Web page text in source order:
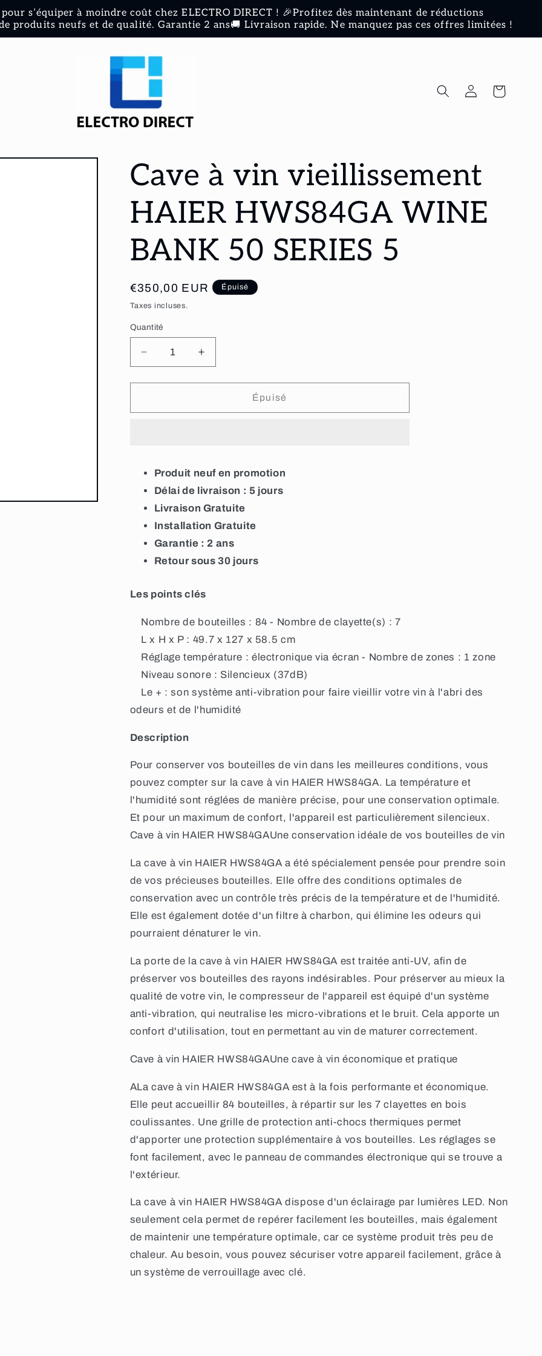
pour s’équiper à moindre coût chez ELECTRO DIRECT ! 🎉Profitez dès maintenant de réductions
produits neufs et de qualité. Garantie 2 ans🚚 Livraison rapide. Ne manquez pas ces offres limitées !
ConnexionPanier
Cave à vin vieillissement
HAIER HWS84GA WINE
BANK 50 SERIES 5
Prix
habituel
€350,00 EUR Épuisé
Taxes incluses.
Quantité
Réduire
la
quantité
Cave
HWS84GA
WINE
BANK
SERIES
5
Augmenter
la
quantité
Cave
HWS84GA
WINE
BANK
SERIES
5
Épuisé
Produit neuf en promotion
Délai de livraison : 5 jours
Livraison Gratuite
Installation Gratuite
Garantie : 2 ans
Retour sous 30 jours
Les points clés
Nombre de bouteilles : 84 - Nombre de clayette(s) : 7
L x H x P : 49.7 x 127 x 58.5 cm
Réglage température : électronique via écran - Nombre de zones : 1 zone
Niveau sonore : Silencieux (37dB)
Le + : son système anti-vibration pour faire vieillir votre vin à l'abri des
odeurs et de l'humidité
Description
Pour conserver vos bouteilles de vin dans les meilleures conditions, vous
pouvez compter sur la cave à vin HAIER HWS84GA. La température et
l'humidité sont réglées de manière précise, pour une conservation optimale.
Et pour un maximum de confort, l'appareil est particulièrement silencieux.
Cave à vin HAIER HWS84GAUne conservation idéale de vos bouteilles de vin
La cave à vin HAIER HWS84GA a été spécialement pensée pour prendre soin
de vos précieuses bouteilles. Elle offre des conditions optimales de
conservation avec un contrôle très précis de la température et de l'humidité.
Elle est également dotée d'un filtre à charbon, qui élimine les odeurs qui
pourraient dénaturer le vin.
La porte de la cave à vin HAIER HWS84GA est traitée anti-UV, afin de
préserver vos bouteilles des rayons indésirables. Pour préserver au mieux la
qualité de votre vin, le compresseur de l'appareil est équipé d'un système
anti-vibration, qui neutralise les micro-vibrations et le bruit. Cela apporte un
confort d'utilisation, tout en permettant au vin de maturer correctement.
Cave à vin HAIER HWS84GAUne cave à vin économique et pratique
ALa cave à vin HAIER HWS84GA est à la fois performante et économique.
Elle peut accueillir 84 bouteilles, à répartir sur les 7 clayettes en bois
coulissantes. Une grille de protection anti-chocs thermiques permet
d'apporter une protection supplémentaire à vos bouteilles. Les réglages se
font facilement, avec le panneau de commandes électronique qui se trouve a
l'extérieur.
La cave à vin HAIER HWS84GA dispose d'un éclairage par lumières LED. Non
seulement cela permet de repérer facilement les bouteilles, mais également
de maintenir une température optimale, car ce système produit très peu de
chaleur. Au besoin, vous pouvez sécuriser votre appareil facilement, grâce à
un système de verrouillage avec clé.